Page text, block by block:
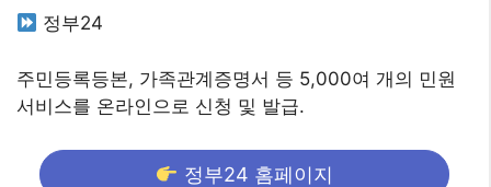
정부24
주민등록등본, 가족관계증명서 등 5,000여 개의 민원
서비스를 온라인으로 신청 및 발급.
정부24 홈페이지